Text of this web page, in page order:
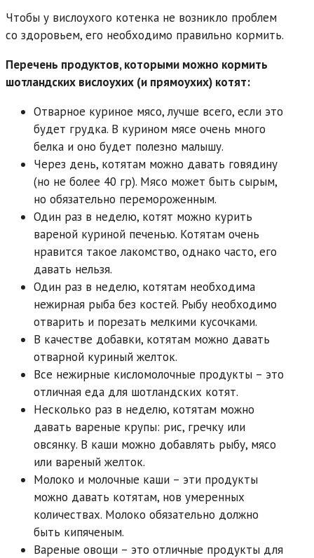
Чтобы у вислоухого котенка не возникло проблем
со здоровьем, его необходимо правильно кормить.
Перечень продуктов, которыми можно кормить
шотландских вислоухих (и прямоухих) котят:
Отварное куриное мясо, лучше всего, если это
будет грудка. В курином мясе очень много
белка и оно будет полезно малышу.
Через день, котятам можно давать говядину
(но не более 40 гр). Мясо может быть сырым,
но обязательно перемороженным.
Один раз в неделю, котят можно курить
вареной куриной печенью. Котятам очень
нравится такое лакомство, однако часто, его
давать нельзя.
Один раз в неделю, котятам необходима
нежирная рыба без костей. Рыбу необходимо
отварить и порезать мелкими кусочками.
В качестве добавки, котятам можно давать
отварной куриный желток.
Все нежирные кисломолочные продукты – это
отличная еда для шотландских котят.
Несколько раз в неделю, котятам можно
давать вареные крупы: рис, гречку или
овсянку. В каши можно добавлять рыбу, мясо
или вареный желток.
Молоко и молочные каши – эти продукты
можно давать котятам, нов умеренных
количествах. Молоко обязательно должно
быть кипяченым.
Вареные овощи – это отличные продукты для